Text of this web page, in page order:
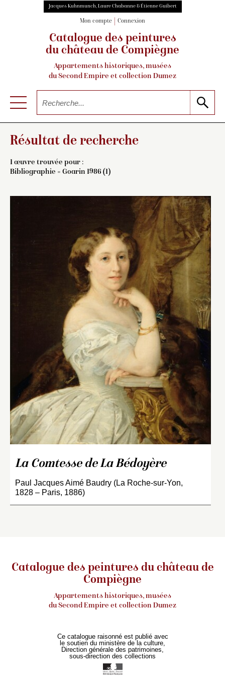
Jacques Kuhnmunch, Laure Chabanne & Étienne Guibert
Mon compte Connexion
Catalogue des peintures
du château de Compiègne
Appartements historiques, musées
du Second Empire et collection Dumez
Résultat de recherche
1 œuvre trouvée pour :
Bibliographie = Goarin 1986 (1)
La Comtesse de La Bédoyère
Paul Jacques Aimé Baudry (La Roche-sur-Yon,
1828 – Paris, 1886)
Catalogue des peintures du château de
Compiègne
Appartements historiques, musées
du Second Empire et collection Dumez
Ce catalogue raisonné est publié avec
le soutien du ministère de la culture,
Direction générale des patrimoines,
sous-direction des collections